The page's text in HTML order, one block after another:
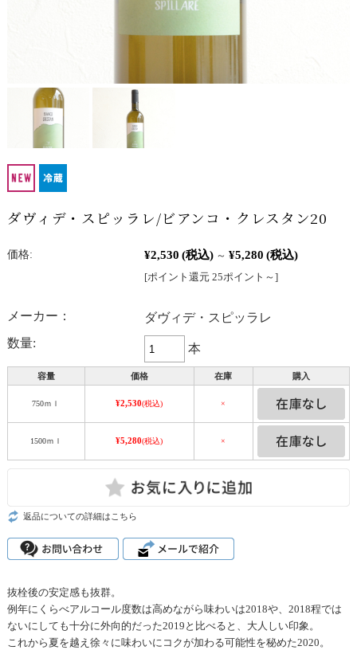
ダヴィデ・スピッラレ/ビアンコ・クレスタン20
価格: ¥2,530 (税込) ～ ¥5,280 (税込)
[ポイント還元 25ポイント～]
メーカー：
ダヴィデ・スピッラレ
数量:
本
容量 価格 在庫 購入
750ｍｌ ¥2,530(税込) ×
1500ｍｌ ¥5,280(税込) ×
返品についての詳細はこちら
抜栓後の安定感も抜群。
例年にくらべアルコール度数は高めながら味わいは2018や、2018程では
ないにしても十分に外向的だった2019と比べると、大人しい印象。
これから夏を越え徐々に味わいにコクが加わる可能性を秘めた2020。